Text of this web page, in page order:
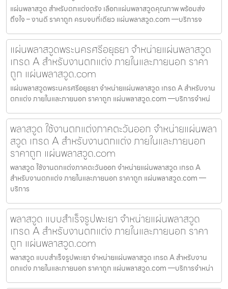
แผ่นพลาสวูด สำหรับตกแต่งตรัง เลือกแผ่นพลาสวูดคุณภาพ พร้อมส่ง
ถึงใจ – งานดี ราคาถูก ครบจบที่เดียว แผ่นพลาสวูด.com —บริการจ
แผ่นพลาสวูดพระนครศรีอยุธยา จำหน่ายแผ่นพลาสวูด
เกรด A สำหรับงานตกแต่ง ภายในและภายนอก ราคา
ถูก แผ่นพลาสวูด.com
แผ่นพลาสวูดพระนครศรีอยุธยา จำหน่ายแผ่นพลาสวูด เกรด A สำหรับงาน
ตกแต่ง ภายในและภายนอก ราคาถูก แผ่นพลาสวูด.com —บริการจำหน่
พลาสวูด ใช้งานตกแต่งภาคตะวันออก จำหน่ายแผ่นพลา
สวูด เกรด A สำหรับงานตกแต่ง ภายในและภายนอก
ราคาถูก แผ่นพลาสวูด.com
พลาสวูด ใช้งานตกแต่งภาคตะวันออก จำหน่ายแผ่นพลาสวูด เกรด A
สำหรับงานตกแต่ง ภายในและภายนอก ราคาถูก แผ่นพลาสวูด.com —
บริการ
พลาสวูด แบบสำเร็จรูปพะเยา จำหน่ายแผ่นพลาสวูด
เกรด A สำหรับงานตกแต่ง ภายในและภายนอก ราคา
ถูก แผ่นพลาสวูด.com
พลาสวูด แบบสำเร็จรูปพะเยา จำหน่ายแผ่นพลาสวูด เกรด A สำหรับงาน
ตกแต่ง ภายในและภายนอก ราคาถูก แผ่นพลาสวูด.com —บริการจำหน่า